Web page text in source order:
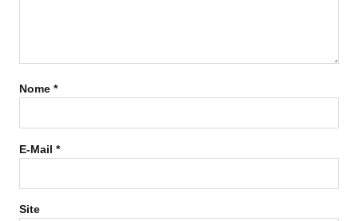
Nome *
E-Mail *
Site